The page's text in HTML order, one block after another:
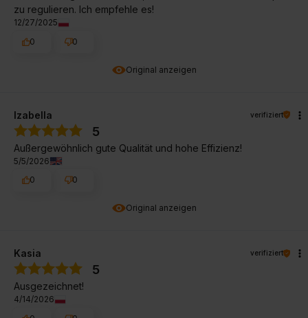
Original anzeigen
zu regulieren. Ich empfehle es!
12/27/2025
0
0
Original anzeigen
Izabella verifiziert
5
Außergewöhnlich gute Qualität und hohe Effizienz!
5/5/2026
0
0
Kasia verifiziert
5
Ausgezeichnet!
4/14/2026